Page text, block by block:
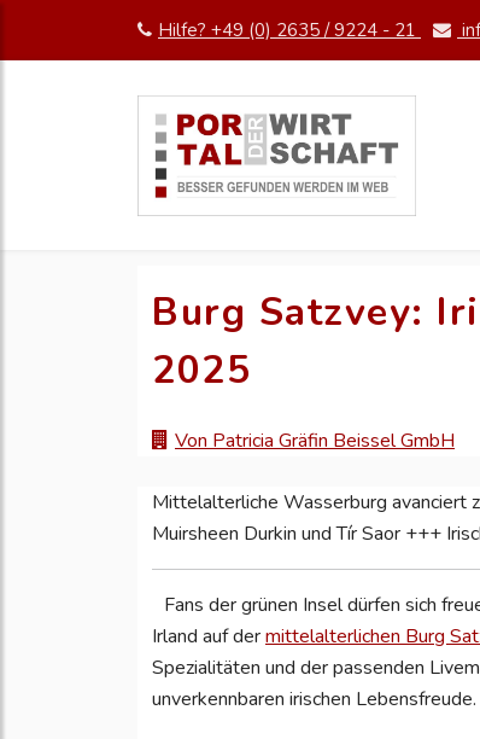
Hilfe? +49 (0) 2635 / 9224 - 21
Burg Satzvey:
2025
Von Patricia Gräfin Beissel GmbH
Mittelalterliche Wasserburg avanciert
Muirsheen Durkin und Tír Saor +++
Fans der grünen Insel dürfen sich
Irland auf dermittelalterlichen Burg
Spezialitäten und der passenden
unverkennbaren irischen Lebensfreude.